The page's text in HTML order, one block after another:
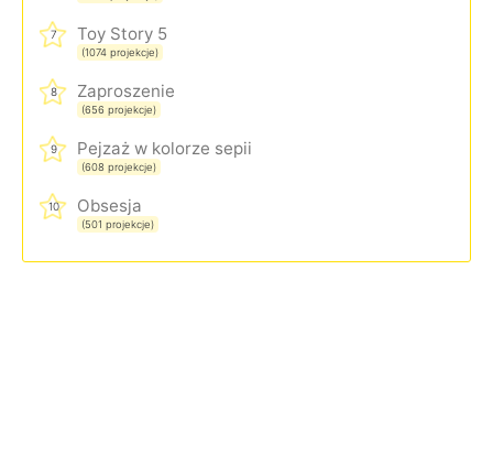
7 Toy Story 5
(1074 projekcje)
8 Zaproszenie
(656 projekcje)
9 Pejzaż w kolorze sepii
(608 projekcje)
10 Obsesja
(501 projekcje)